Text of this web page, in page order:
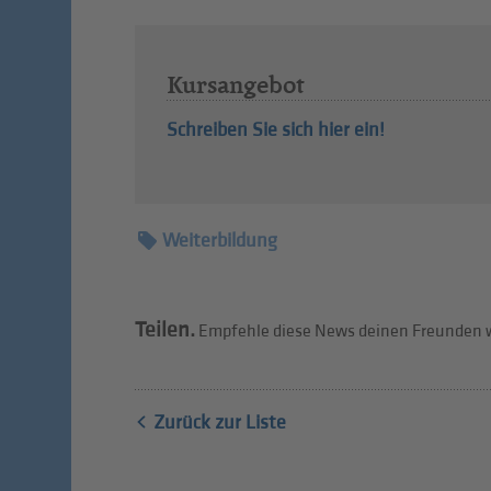
Kursangebot
Schreiben Sie sich hier ein!
Weiterbildung
Teilen. Empfehle diese News deinen Freunden
Zurück zur Liste